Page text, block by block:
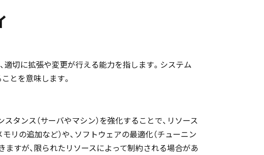
適切に拡張や変更が行える能力を指します。システム
とを意味します。
タンス（サーバやマシン）を強化することで、リソース
リの追加など）や、ソフトウェアの最適化（チューニン
すが、限られたリソースによって制約される場合があ